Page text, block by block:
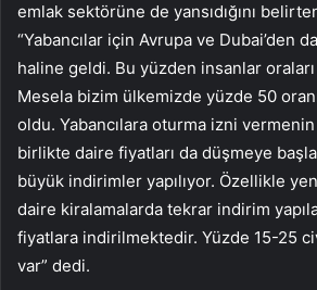
emlak sektörüne de yansıdığını
“Yabancılar için Avrupa ve Dubai’den
haline geldi. Bu yüzden insanlar
Mesela bizim ülkemizde yüzde 50
oldu. Yabancılara oturma izni
birlikte daire fiyatları da düşmeye
büyük indirimler yapılıyor. Özellikle
daire kiralamalarda tekrar indirim
fiyatlara indirilmektedir. Yüzde 15-25
var” dedi.